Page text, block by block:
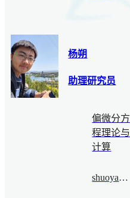
杨朔
助理研究员
偏微分方
程理论与
计算
shuoyang@bimsa.cn